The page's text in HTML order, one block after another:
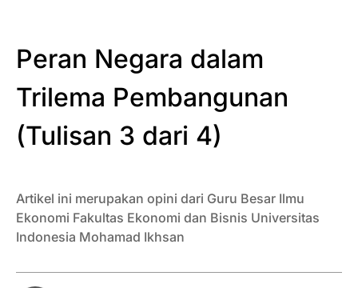
Peran Negara dalam
Trilema Pembangunan
(Tulisan 3 dari 4)
Artikel ini merupakan opini dari Guru Besar Ilmu
Ekonomi Fakultas Ekonomi dan Bisnis Universitas
Indonesia Mohamad Ikhsan